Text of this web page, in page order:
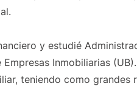
y estudié
Inmobiliarias
teniendo como grandes